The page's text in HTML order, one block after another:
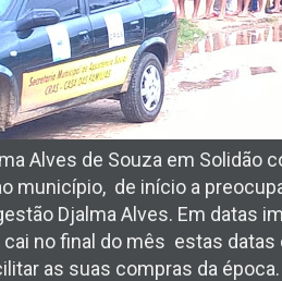
Alves de Souza em Solidão
município, de início a
Djalma Alves. Em datas
no final do mês estas
as suas compras da